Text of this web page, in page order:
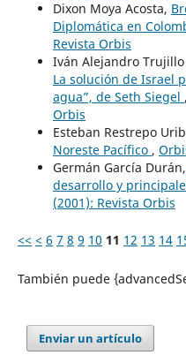
Dixon Moya Acosta,
Diplomática en
Revista Orbis
Iván Alejandro Trujillo
La solución de Israel
agua”, de Seth Siegel ,
Orbis
Esteban Restrepo
Noreste Pacífico ,
Germán García Durán,
desarrollo y
(2001): Revista Orbis
<< < 6 7 8 9 10 11 12 13 14
También puede
Enviar un artículo